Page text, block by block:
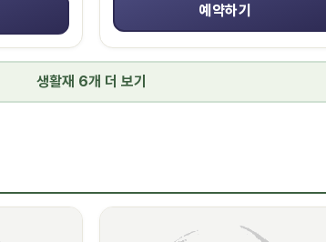
예약하기
생활재 6개 더 보기